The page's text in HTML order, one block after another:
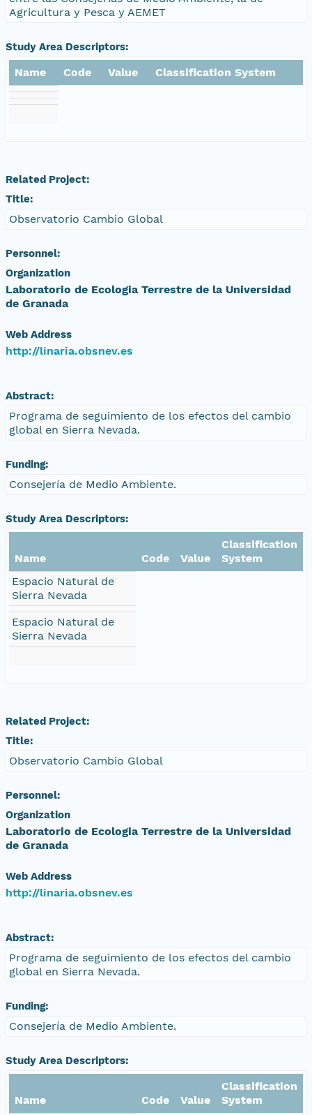
Agricultura y Pesca y AEMET
Study Area Descriptors:
Name Code Value Classification System
Related Project:
Title:
Observatorio Cambio Global
Personnel:
Organization
Laboratorio de Ecologia Terrestre de la Universidad
de Granada
Web Address
http://linaria.obsnev.es
Abstract:
Programa de seguimiento de los efectos del cambio
global en Sierra Nevada.
Funding:
Consejería de Medio Ambiente.
Study Area Descriptors:
Name Code Value
Classification
System
Espacio Natural de
Sierra Nevada
Espacio Natural de
Sierra Nevada
Related Project:
Title:
Observatorio Cambio Global
Personnel:
Organization
Laboratorio de Ecologia Terrestre de la Universidad
de Granada
Web Address
http://linaria.obsnev.es
Abstract:
Programa de seguimiento de los efectos del cambio
global en Sierra Nevada.
Funding:
Consejería de Medio Ambiente.
Study Area Descriptors:
Name Code Value
Classification
System